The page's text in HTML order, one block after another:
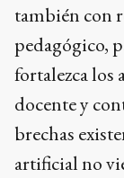
también con
pedagógico,
fortalezca los
docente y
brechas
artificial no